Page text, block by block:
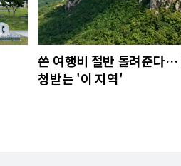
쓴 여행비 절반 돌려준다… 10일부터 반값여행 신
청받는 '이 지역'